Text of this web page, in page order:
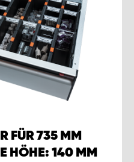
FÜR 735 MM
HÖHE: 140 MM